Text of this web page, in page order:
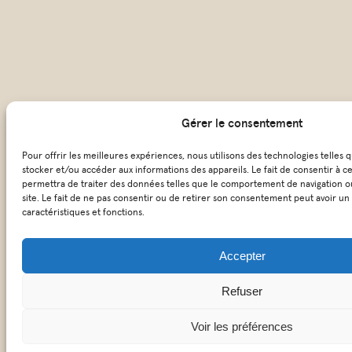
Gérer le consentement
Pour offrir les meilleures expériences, nous utilisons des technologies telles
stocker et/ou accéder aux informations des appareils. Le fait de consentir à
permettra de traiter des données telles que le comportement de navigation
site. Le fait de ne pas consentir ou de retirer son consentement peut avoir
caractéristiques et fonctions.
Accepter
Refuser
Voir les préférences